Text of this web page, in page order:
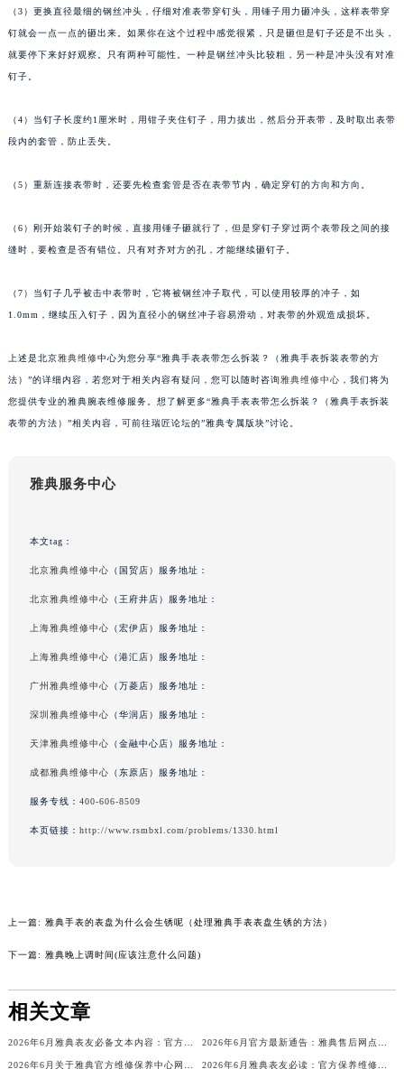
（3）更换直径最细的钢丝冲头，仔细对准表带穿钉头，用锤子用力砸冲头，这样表带穿
钉就会一点一点的砸出来。如果你在这个过程中感觉很紧，只是砸但是钉子还是不出头，
就要停下来好好观察。只有两种可能性。一种是钢丝冲头比较粗，另一种是冲头没有对准
钉子。
（4）当钉子长度约1厘米时，用钳子夹住钉子，用力拔出，然后分开表带，及时取出表带
段内的套管，防止丢失。
（5）重新连接表带时，还要先检查套管是否在表带节内，确定穿钉的方向和方向。
（6）刚开始装钉子的时候，直接用锤子砸就行了，但是穿钉子穿过两个表带段之间的接
缝时，要检查是否有错位。只有对齐对方的孔，才能继续砸钉子。
（7）当钉子几乎被击中表带时，它将被钢丝冲子取代，可以使用较厚的冲子，如
1.0mm，继续压入钉子，因为直径小的钢丝冲子容易滑动，对表带的外观造成损坏。
上述是北京雅典维修中心为您分享“雅典手表表带怎么拆装？（雅典手表拆装表带的方
法）”的详细内容，若您对于相关内容有疑问，您可以随时咨询雅典维修中心 ，我们将为
您提供专业的雅典腕表维修服务。想了解更多“雅典手表表带怎么拆装？（雅典手表拆装
表带的方法）”相关内容，可前往瑞匠论坛的”雅典专属版块”讨论。
雅典服务中心
本文tag：
北京雅典维修中心 （国贸店）服务地址：
北京雅典维修中心 （王府井店）服务地址：
上海雅典维修中心 （宏伊店）服务地址：
上海雅典维修中心 （港汇店）服务地址：
广州雅典维修中心 （万菱店）服务地址：
深圳雅典维修中心 （华润店）服务地址：
天津雅典维修中心 （金融中心店）服务地址：
成都雅典维修中心 （东原店）服务地址：
服务专线： 400-606-8509
本页链接： http://www.rsmbxl.com/problems/1330.html
上一篇: 雅典手表的表盘为什么会生锈呢（处理雅典手表表盘生锈的方法）
下一篇: 雅典晚上调时间(应该注意什么问题)
相关文章